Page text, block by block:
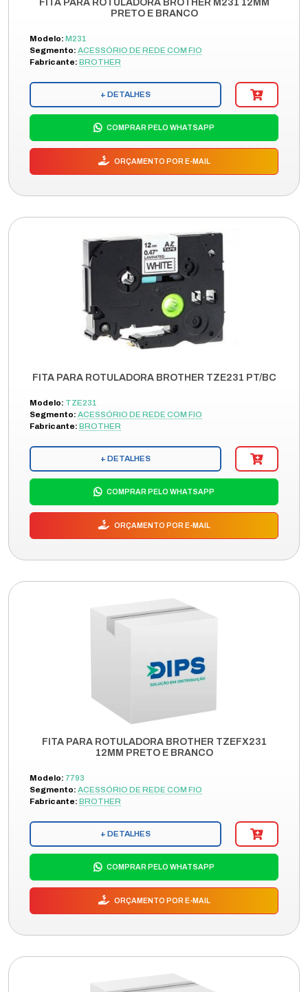
FITA PARA ROTULADORA BROTHER M231 12MM
PRETO E BRANCO
Modelo: M231
Segmento: ACESSÓRIO DE REDE COM FIO
Fabricante: BROTHER
+ DETALHES
COMPRAR PELO WHATSAPP
ORÇAMENTO POR E-MAIL
FITA PARA ROTULADORA BROTHER TZE231 PT/BC
Modelo: TZE231
Segmento: ACESSÓRIO DE REDE COM FIO
Fabricante: BROTHER
+ DETALHES
COMPRAR PELO WHATSAPP
ORÇAMENTO POR E-MAIL
FITA PARA ROTULADORA BROTHER TZEFX231
12MM PRETO E BRANCO
Modelo: 7793
Segmento: ACESSÓRIO DE REDE COM FIO
Fabricante: BROTHER
+ DETALHES
COMPRAR PELO WHATSAPP
ORÇAMENTO POR E-MAIL